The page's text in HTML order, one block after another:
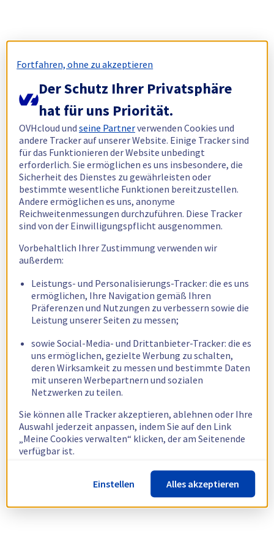
Fortfahren, ohne zu akzeptieren
Der Schutz Ihrer Privatsphäre
hat für uns Priorität.
OVHcloud undseine Partnerverwenden Cookies und
andere Tracker auf unserer Website. Einige Tracker sind
für das Funktionieren der Website unbedingt
erforderlich. Sie ermöglichen es uns insbesondere, die
Sicherheit des Dienstes zu gewährleisten oder
bestimmte wesentliche Funktionen bereitzustellen.
Andere ermöglichen es uns, anonyme
Reichweitenmessungen durchzuführen. Diese Tracker
sind von der Einwilligungspflicht ausgenommen.
Vorbehaltlich Ihrer Zustimmung verwenden wir
außerdem:
Leistungs- und Personalisierungs-Tracker: die es uns
ermöglichen, Ihre Navigation gemäß Ihren
Präferenzen und Nutzungen zu verbessern sowie die
Leistung unserer Seiten zu messen;
sowie Social-Media- und Drittanbieter-Tracker: die es
uns ermöglichen, gezielte Werbung zu schalten,
deren Wirksamkeit zu messen und bestimmte Daten
mit unseren Werbepartnern und sozialen
Netzwerken zu teilen.
Sie können alle Tracker akzeptieren, ablehnen oder Ihre
Auswahl jederzeit anpassen, indem Sie auf den Link
„Meine Cookies verwalten“ klicken, der am Seitenende
verfügbar ist.
Weitere Informationen finden Sie in unsererRichtlinie
zur Verwendung von Cookies.
Einstellen Alles akzeptieren